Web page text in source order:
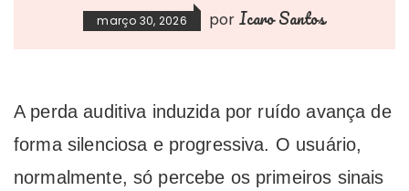
março 30, 2026 por Icaro Santos
A perda auditiva induzida por ruído avança de
forma silenciosa e progressiva. O usuário,
normalmente, só percebe os primeiros sinais